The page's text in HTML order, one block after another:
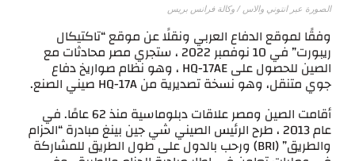
الصورة عبر انتوني والاس / وكالة فرانس بريس
وفقًا لموقع الدفاع العربي ونقلًا عن موقع “تاكتيكال
ريبورت” في 10 نوفمبر 2022 ، ستجري مصر محادثات مع
الصين للحصول على HQ-17AE ، وهو نظام صواريخ دفاع
جوي متنقل، وهو نسخة تصديرية من HQ-17A صيني الصنع.
أقامت الصين ومصر علاقات دبلوماسية منذ 62 عامًا. في
عام 2013 ، طرح الرئيس الصيني شي جين بينغ مبادرة “الحزام
والطريق” (BRI) ورحب بالدول على طول الطريق للمشاركة